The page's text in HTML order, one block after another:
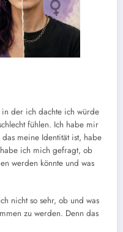
der ich dachte ich würde
fühlen. Ich habe mir
meine Identität ist, habe
ich mich gefragt, ob
werden könnte und was
nicht so sehr, ob und was
zu werden. Denn das